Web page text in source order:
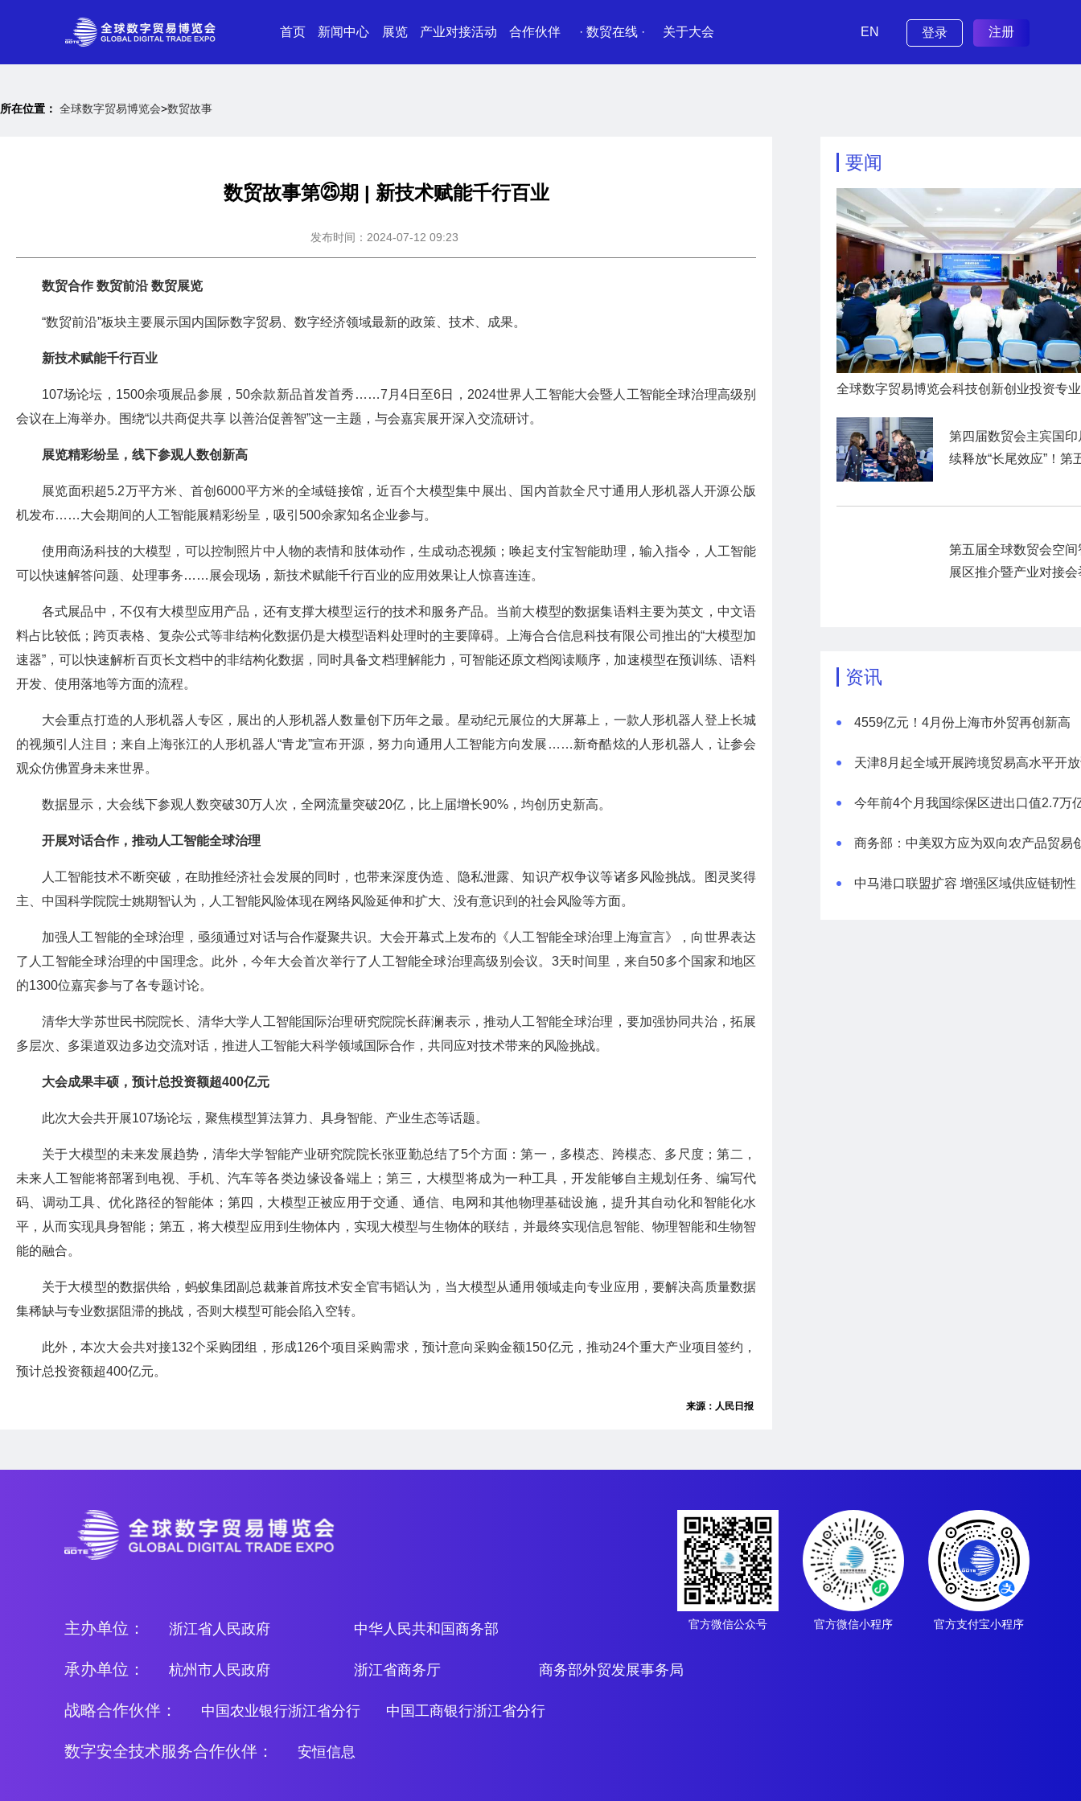
首页 新闻中心 展览 产业对接活动 合作伙伴 · 数贸在线 · 关于大会 EN 登录 注册
所在位置： 全球数字贸易博览会>数贸故事
数贸故事第㉕期 | 新技术赋能千行百业
发布时间：2024-07-12 09:23
数贸合作 数贸前沿 数贸展览
“数贸前沿”板块主要展示国内国际数字贸易、数字经济领域最新的政策、技术、成果。
新技术赋能千行百业
107场论坛，1500余项展品参展，50余款新品首发首秀……7月4日至6日，2024世界人工智能大会暨人工智能全球治理高级别
会议在上海举办。围绕“以共商促共享 以善治促善智”这一主题，与会嘉宾展开深入交流研讨。
展览精彩纷呈，线下参观人数创新高
展览面积超5.2万平方米、首创6000平方米的全域链接馆，近百个大模型集中展出、国内首款全尺寸通用人形机器人开源公版
机发布……大会期间的人工智能展精彩纷呈，吸引500余家知名企业参与。
使用商汤科技的大模型，可以控制照片中人物的表情和肢体动作，生成动态视频；唤起支付宝智能助理，输入指令，人工智能
可以快速解答问题、处理事务……展会现场，新技术赋能千行百业的应用效果让人惊喜连连。
各式展品中，不仅有大模型应用产品，还有支撑大模型运行的技术和服务产品。当前大模型的数据集语料主要为英文，中文语
料占比较低；跨页表格、复杂公式等非结构化数据仍是大模型语料处理时的主要障碍。上海合合信息科技有限公司推出的“大模型加
速器”，可以快速解析百页长文档中的非结构化数据，同时具备文档理解能力，可智能还原文档阅读顺序，加速模型在预训练、语料
开发、使用落地等方面的流程。
大会重点打造的人形机器人专区，展出的人形机器人数量创下历年之最。星动纪元展位的大屏幕上，一款人形机器人登上长城
的视频引人注目；来自上海张江的人形机器人“青龙”宣布开源，努力向通用人工智能方向发展……新奇酷炫的人形机器人，让参会
观众仿佛置身未来世界。
数据显示，大会线下参观人数突破30万人次，全网流量突破20亿，比上届增长90%，均创历史新高。
开展对话合作，推动人工智能全球治理
人工智能技术不断突破，在助推经济社会发展的同时，也带来深度伪造、隐私泄露、知识产权争议等诸多风险挑战。图灵奖得
主、中国科学院院士姚期智认为，人工智能风险体现在网络风险延伸和扩大、没有意识到的社会风险等方面。
加强人工智能的全球治理，亟须通过对话与合作凝聚共识。大会开幕式上发布的《人工智能全球治理上海宣言》，向世界表达
了人工智能全球治理的中国理念。此外，今年大会首次举行了人工智能全球治理高级别会议。3天时间里，来自50多个国家和地区
的1300位嘉宾参与了各专题讨论。
清华大学苏世民书院院长、清华大学人工智能国际治理研究院院长薛澜表示，推动人工智能全球治理，要加强协同共治，拓展
多层次、多渠道双边多边交流对话，推进人工智能大科学领域国际合作，共同应对技术带来的风险挑战。
大会成果丰硕，预计总投资额超400亿元
此次大会共开展107场论坛，聚焦模型算法算力、具身智能、产业生态等话题。
关于大模型的未来发展趋势，清华大学智能产业研究院院长张亚勤总结了5个方面：第一，多模态、跨模态、多尺度；第二，
未来人工智能将部署到电视、手机、汽车等各类边缘设备端上；第三，大模型将成为一种工具，开发能够自主规划任务、编写代
码、调动工具、优化路径的智能体；第四，大模型正被应用于交通、通信、电网和其他物理基础设施，提升其自动化和智能化水
平，从而实现具身智能；第五，将大模型应用到生物体内，实现大模型与生物体的联结，并最终实现信息智能、物理智能和生物智
能的融合。
关于大模型的数据供给，蚂蚁集团副总裁兼首席技术安全官韦韬认为，当大模型从通用领域走向专业应用，要解决高质量数据
集稀缺与专业数据阻滞的挑战，否则大模型可能会陷入空转。
此外，本次大会共对接132个采购团组，形成126个项目采购需求，预计意向采购金额150亿元，推动24个重大产业项目签约，
预计总投资额超400亿元。
来源：人民日报
要闻
第四届数贸会主宾国印
续释放“长尾效应”！第
暨“数贸客商中国行”圆
第五届全球数贸会空间
展区推介暨产业对接会
资讯
4559亿元！4月份上海市外贸再创新高
天津8月起全域开展跨境贸易高水平开
中马港口联盟扩容 增强区域供应链韧性
官方微信公众号 官方微信小程序 官方支付宝小程序
主办单位： 浙江省人民政府 中华人民共和国商务部
承办单位： 杭州市人民政府 浙江省商务厅 商务部外贸发展事务局
战略合作伙伴： 中国农业银行浙江省分行 中国工商银行浙江省分行
数字安全技术服务合作伙伴： 安恒信息